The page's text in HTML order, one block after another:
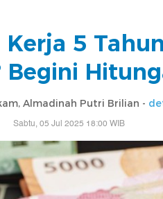
5
Begini
Almadinah Putri Brilian -
Sabtu, 05 Jul 2025 18:00 WIB